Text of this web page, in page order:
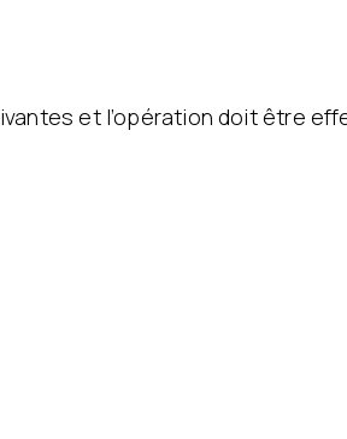
et l’opération doit être